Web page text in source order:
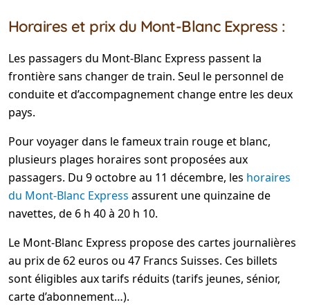
Horaires et prix du Mont-Blanc Express :
Les passagers du Mont-Blanc Express passent la
frontière sans changer de train. Seul le personnel de
conduite et d’accompagnement change entre les deux
pays.
Pour voyager dans le fameux train rouge et blanc,
plusieurs plages horaires sont proposées aux
passagers. Du 9 octobre au 11 décembre, les horaires
du Mont-Blanc Express assurent une quinzaine de
navettes, de 6 h 40 à 20 h 10.
Le Mont-Blanc Express propose des cartes journalières
au prix de 62 euros ou 47 Francs Suisses. Ces billets
sont éligibles aux tarifs réduits (tarifs jeunes, sénior,
carte d’abonnement…).